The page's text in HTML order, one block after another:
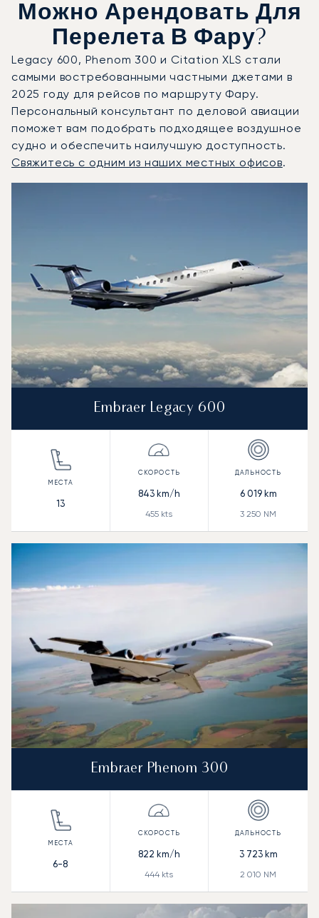
Можно Арендовать Для
Перелета В Фару?
Legacy 600, Phenom 300 и Citation XLS стали
самыми востребованными частными джетами в
2025 году для рейсов по маршруту Фару.
Персональный консультант по деловой авиации
поможет вам подобрать подходящее воздушное
судно и обеспечить наилучшую доступность.
Свяжитесь с одним из наших местных офисов.
Embraer Legacy 600
13
843km/h
455 kts
6 019km
3 250 NM
Embraer Phenom 300
6-8
822 km/h
444 kts
3 723km
2 010 NM